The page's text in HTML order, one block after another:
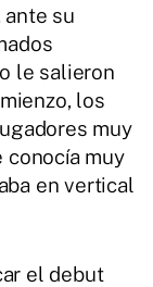
ante su
le salieron
los
muy
conocía muy
en vertical
el debut